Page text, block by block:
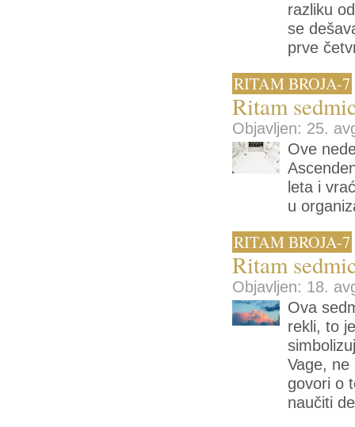
razliku
se
prve
RITAM BROJA-7
Ritam
Objavljen: 25.
Ove
leta i
u
RITAM BROJA-7
Ritam
Objavljen: 18.
Ova
rekli, to
Vage,
govori o
naučiti